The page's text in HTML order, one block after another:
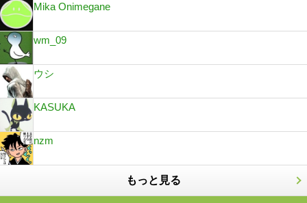
Mika Onimegane
wm_09
ウシ
KASUKA
nzm
もっと見る